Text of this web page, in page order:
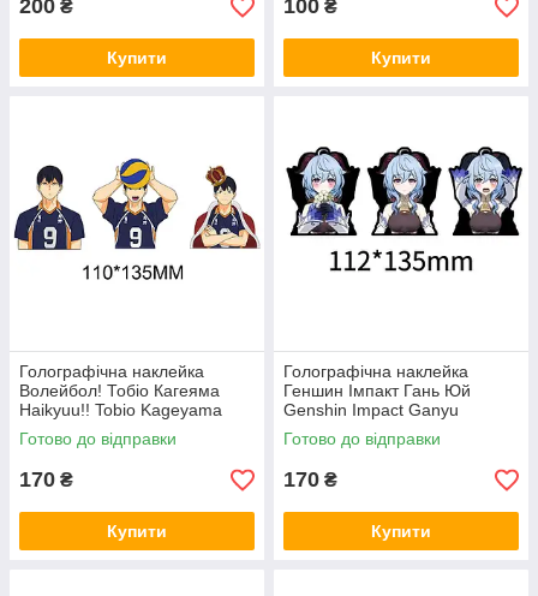
200 ₴
Купити
100 ₴
Купити
Голографічна наклейка
Волейбол! Тобіо Кагеяма
Haikyuu!! Tobio Kageyama
Готово до відправки
170 ₴
Купити
Голографічна наклейка
Геншин Імпакт Гань Юй
Genshin Impact Ganyu
112x135 мм
Готово до відправки
170 ₴
Купити